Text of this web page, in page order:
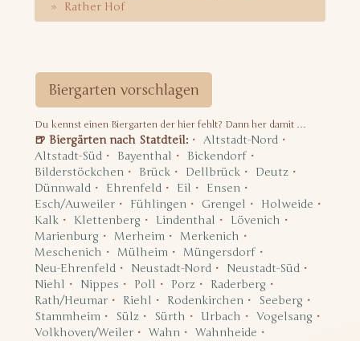
Rather Hof
Biergarten vorschlagen
Du kennst einen Biergarten der hier fehlt? Dann her damit …
🍺 Biergärten nach Statdteil:
Altstadt-Nord
Altstadt-Süd
Bayenthal
Bickendorf
Bilderstöckchen
Brück Dellbrück
Deutz
Dünnwald
Ehrenfeld Eil
Ensen
Esch/Auweiler
Fühlingen Grengel
Holweide
Kalk
Klettenberg Lindenthal
Lövenich
Marienburg
Merheim
Merkenich
Meschenich
Mülheim
Müngersdorf
Neu-Ehrenfeld
Neustadt-Nord
Neustadt-Süd
Niehl
Nippes Poll Porz
Raderberg
Rath/Heumar
Riehl Rodenkirchen
Seeberg
Stammheim
Sülz Sürth Urbach
Vogelsang
Volkhoven/Weiler
Wahn
Wahnheide